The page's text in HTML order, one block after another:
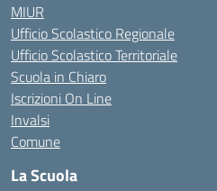
MIUR
Ufficio Scolastico Regionale
Ufficio Scolastico Territoriale
Scuola in Chiaro
Iscrizioni On Line
Invalsi
Comune
La Scuola